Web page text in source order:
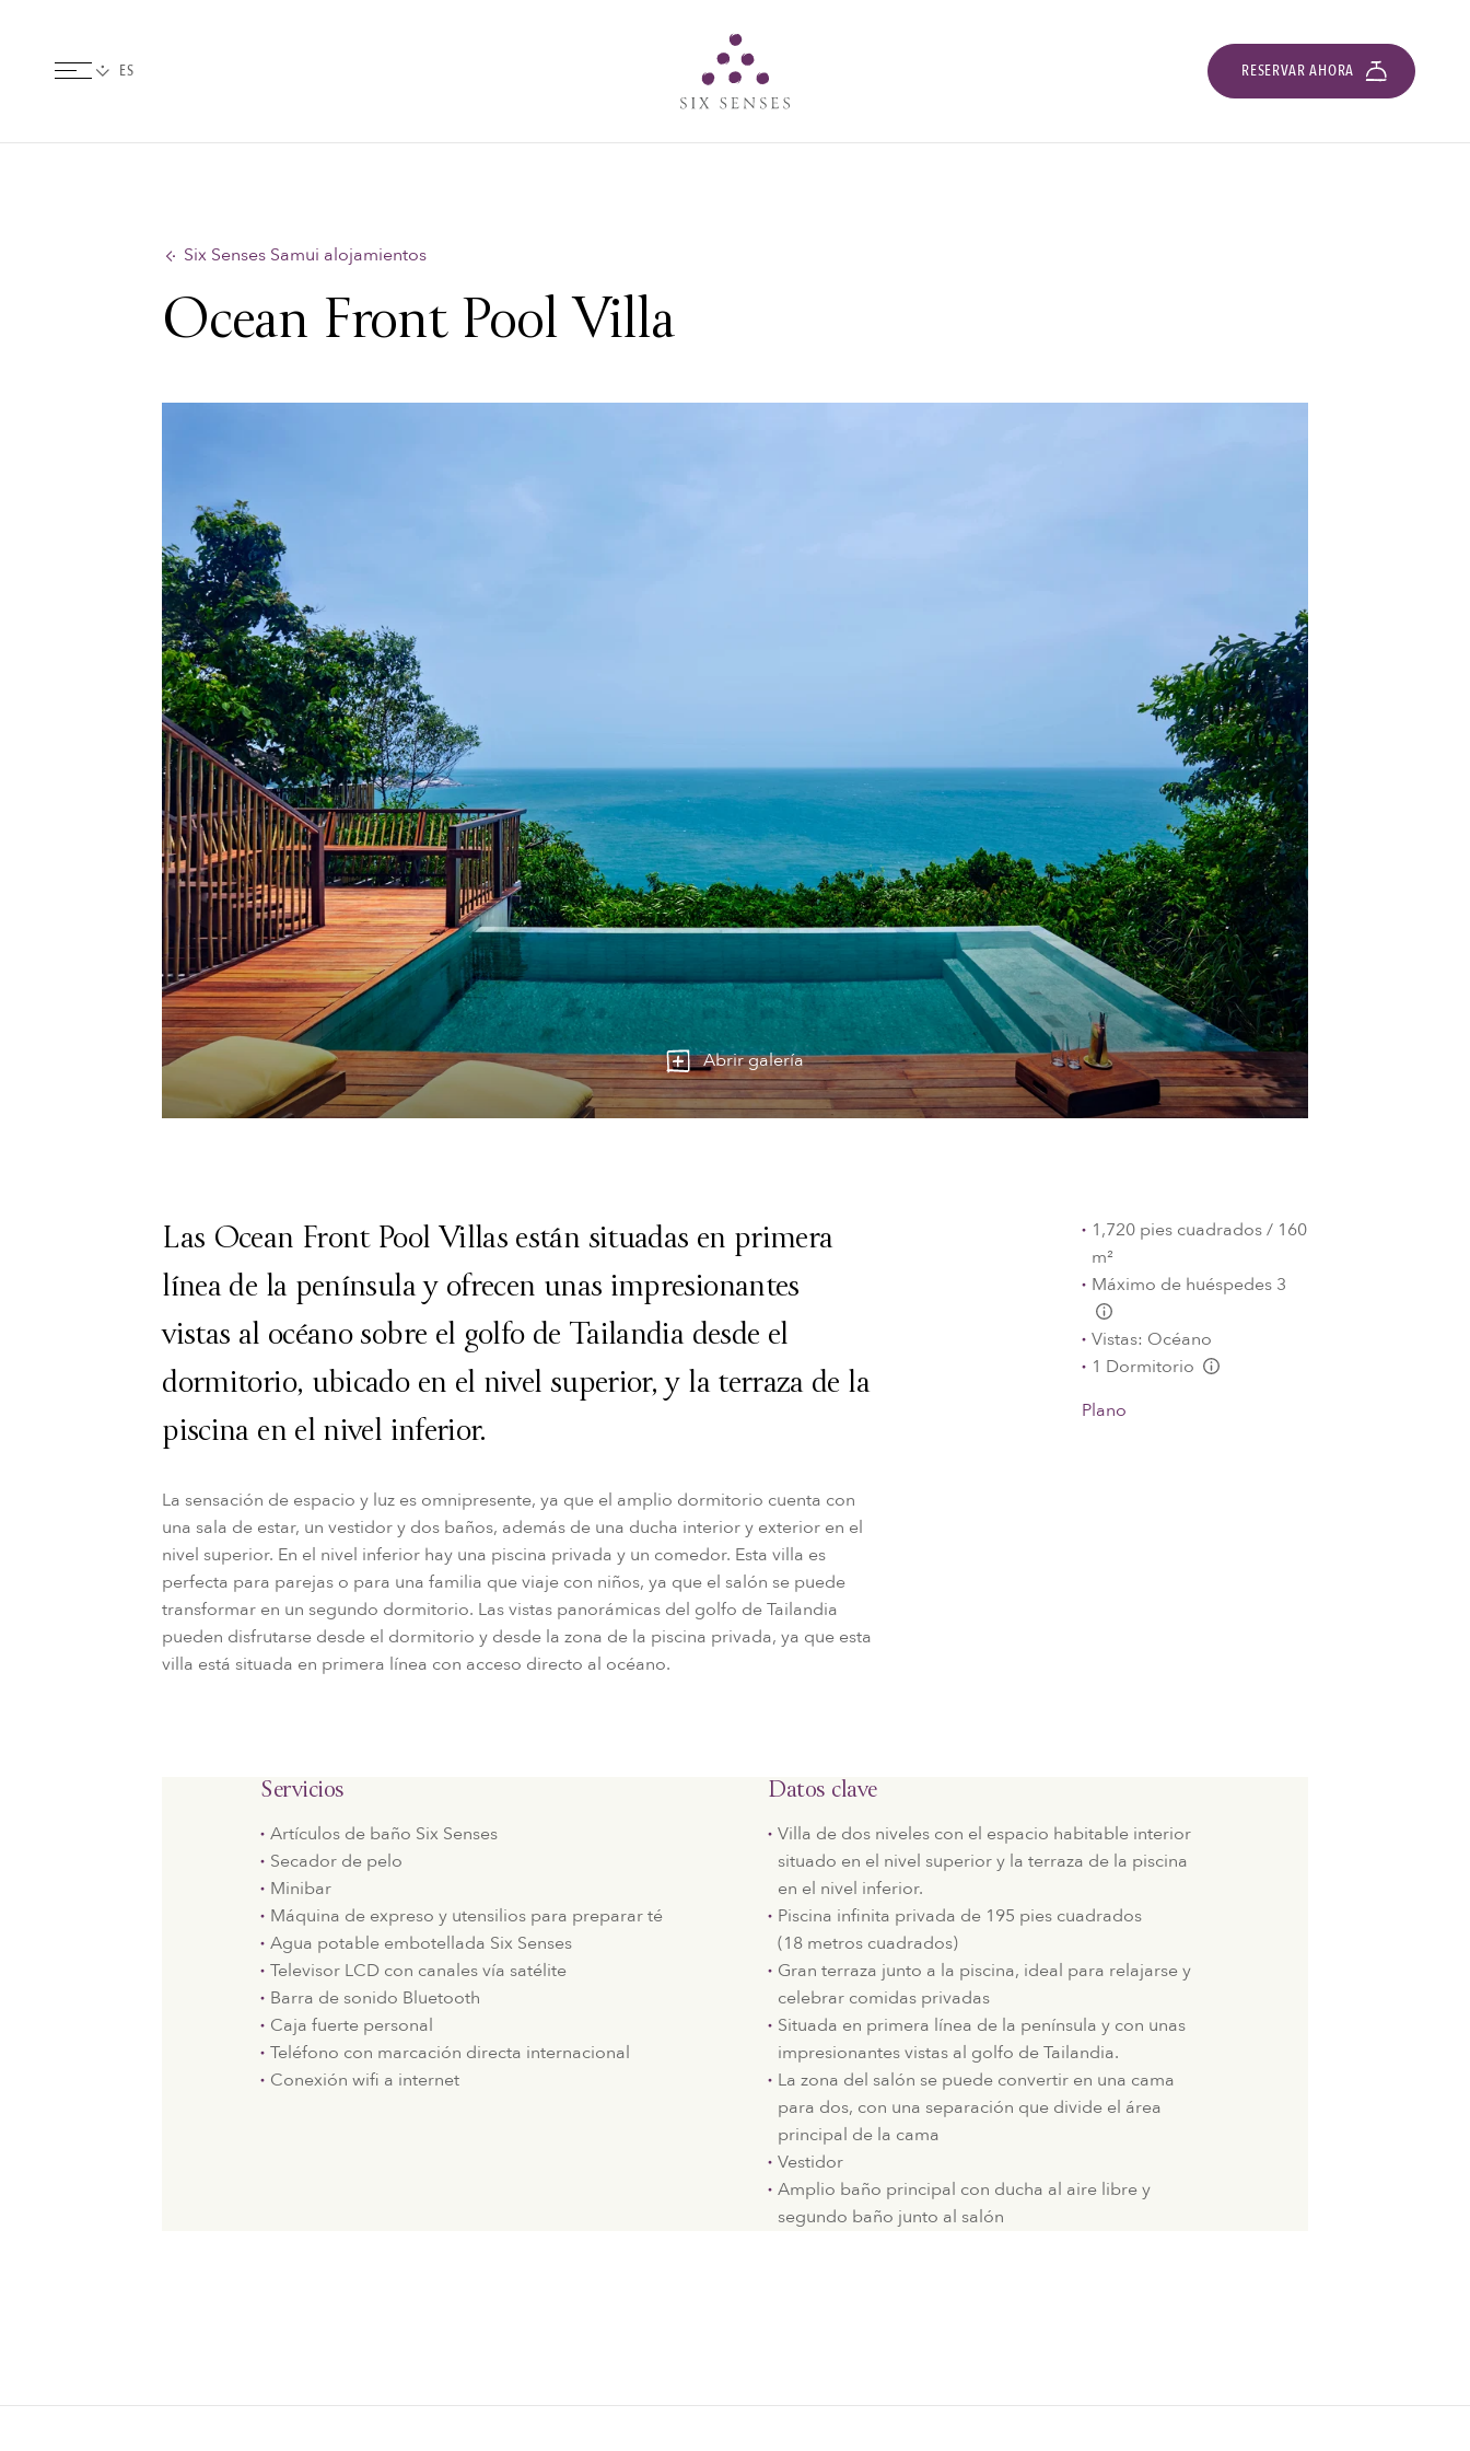
RESERVAR AHORA
Six Senses Samui alojamientos
Ocean Front Pool Villa
Abrir galería
Las Ocean Front Pool Villas están situadas en primera
línea de la península y ofrecen unas impresionantes
vistas al océano sobre el golfo de Tailandia desde el
dormitorio, ubicado en el nivel superior, y la terraza de la
piscina en el nivel inferior.
La sensación de espacio y luz es omnipresente, ya que el amplio dormitorio cuenta con
una sala de estar, un vestidor y dos baños, además de una ducha interior y exterior en el
nivel superior. En el nivel inferior hay una piscina privada y un comedor. Esta villa es
perfecta para parejas o para una familia que viaje con niños, ya que el salón se puede
transformar en un segundo dormitorio. Las vistas panorámicas del golfo de Tailandia
pueden disfrutarse desde el dormitorio y desde la zona de la piscina privada, ya que esta
villa está situada en primera línea con acceso directo al océano.
1,720 pies cuadrados / 160
m²
Máximo de huéspedes 3
L:Generic.Info
Vistas: Océano
1 Dormitorio
L:Generic.Info
Plano
Servicios
Artículos de baño Six Senses
Secador de pelo
Minibar
Máquina de expreso y utensilios para preparar té
Agua potable embotellada Six Senses
Televisor LCD con canales vía satélite
Barra de sonido Bluetooth
Caja fuerte personal
Teléfono con marcación directa internacional
Conexión wifi a internet
Datos clave
Villa de dos niveles con el espacio habitable interior
situado en el nivel superior y la terraza de la piscina
en el nivel inferior.
Piscina infinita privada de 195 pies cuadrados
(18 metros cuadrados)
Gran terraza junto a la piscina, ideal para relajarse y
celebrar comidas privadas
Situada en primera línea de la península y con unas
impresionantes vistas al golfo de Tailandia.
La zona del salón se puede convertir en una cama
para dos, con una separación que divide el área
principal de la cama
Vestidor
Amplio baño principal con ducha al aire libre y
segundo baño junto al salón